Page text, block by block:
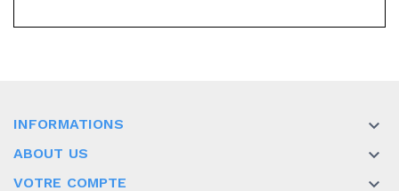
INFORMATIONS 
ABOUT US 
VOTRE COMPTE 